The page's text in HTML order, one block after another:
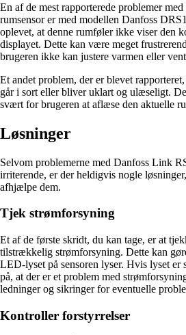
En af de mest rapporterede problemer
rumsensor er med modellen Danfoss
oplevet, at denne rumføler ikke viser den
displayet. Dette kan være meget
brugeren ikke kan justere varmen eller
Et andet problem, der er blevet
går i sort eller bliver uklart og ulæseligt.
svært for brugeren at aflæse den aktuelle
Løsninger
Selvom problemerne med Danfoss Link
irriterende, er der heldigvis nogle
afhjælpe dem.
Tjek strømforsyning
Et af de første skridt, du kan tage, er at
tilstrækkelig strømforsyning. Dette kan
LED-lyset på sensoren lyser. Hvis lyset er
på, at der er et problem med
ledninger og sikringer for eventuelle
Kontroller forstyrrelser